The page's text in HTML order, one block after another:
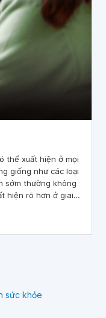
thể xuất hiện ở mọi
giống như các loại
sớm thường không
hiện rõ hơn ở giai
trọng tới khả
sức khỏe